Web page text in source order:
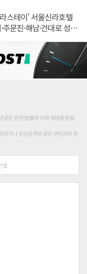
스테이' 서울신라호텔
문진·해남·건대로 성
글은 관련 법률에 의해 제재를 받을
되거나 인신공격성 글은 관리자의 판